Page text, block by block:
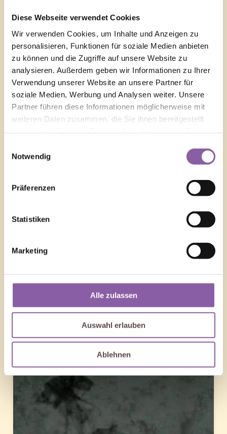
Diese Webseite verwendet Cookies
Wir verwenden Cookies, um Inhalte und Anzeigen zu
personalisieren, Funktionen für soziale Medien anbieten
zu können und die Zugriffe auf unsere Website zu
analysieren. Außerdem geben wir Informationen zu Ihrer
Verwendung unserer Website an unsere Partner für
soziale Medien, Werbung und Analysen weiter. Unsere
Partner führen diese Informationen möglicherweise mit
weiteren Daten zusammen, die Sie ihnen bereitgestellt
Notwendig
Präferenzen
Statistiken
Marketing
Alle zulassen
Auswahl erlauben
Ablehnen